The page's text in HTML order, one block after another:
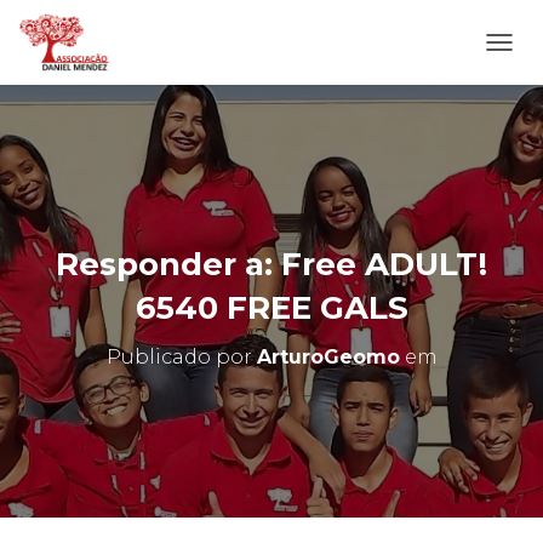
L
T
E
R
N
A
N
A
E
G
O
Responder a: Free ADULT!
6540 FREE GALS
Publicado porArturoGeomoem